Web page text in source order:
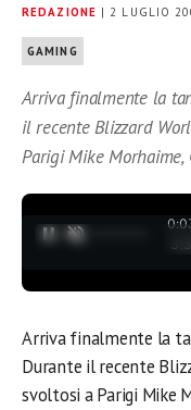
REDAZIONE | 2 LUGLIO
GAMING
Arriva finalmente la
il recente Blizzard
Parigi Mike Morhaime,
Arriva finalmente la
Durante il recente
svoltosi a Parigi Mike